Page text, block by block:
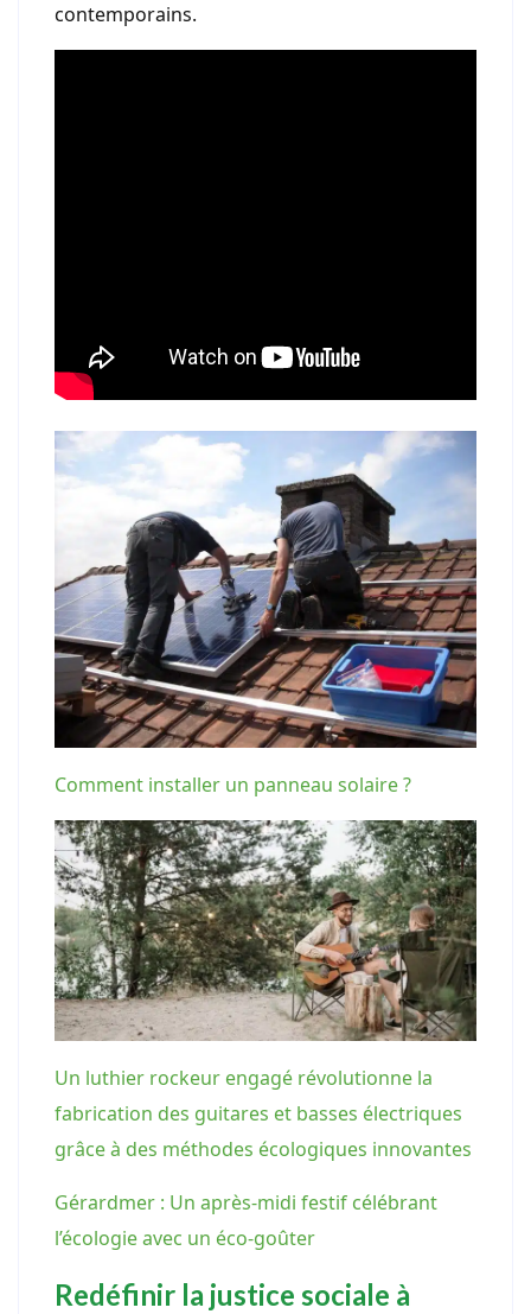
contemporains.
Comment installer un panneau solaire ?
Un luthier rockeur engagé révolutionne la
fabrication des guitares et basses électriques
grâce à des méthodes écologiques innovantes
Gérardmer : Un après-midi festif célébrant
l’écologie avec un éco-goûter
Redéfinir la justice sociale à